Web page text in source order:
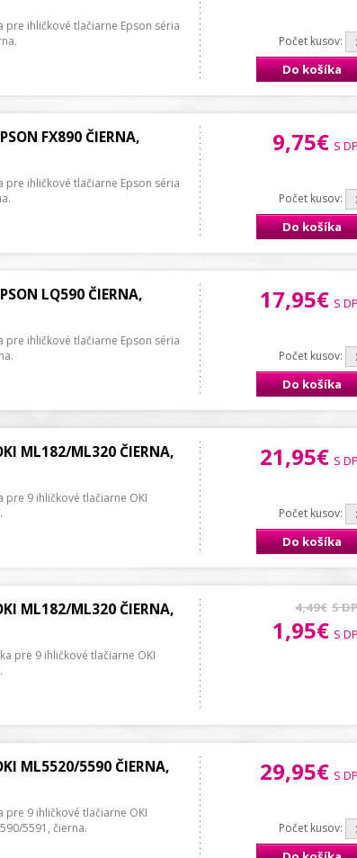
Počet kusov:
Do košíka
pre ihličkové tlačiarne Epson séria
9,75€ S
Počet kusov:
Do košíka
FX890 ČIERNA,
pre ihličkové tlačiarne Epson séria
17,95€ S
Počet kusov:
Do košíka
LQ590 ČIERNA,
pre ihličkové tlačiarne Epson séria
21,95€ S
Počet kusov:
Do košíka
ML182/ML320 ČIERNA,
9 ihličkové tlačiarne OKI
4,49€ S
1,95€ S
ML182/ML320 ČIERNA,
pre 9 ihličkové tlačiarne OKI
29,95€ S
Počet kusov:
ML5520/5590 ČIERNA,
9 ihličkové tlačiarne OKI
5591, čierna.